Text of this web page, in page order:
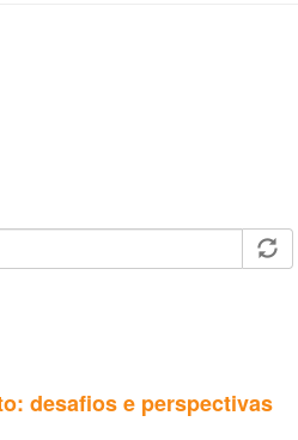
desafios e perspectivas